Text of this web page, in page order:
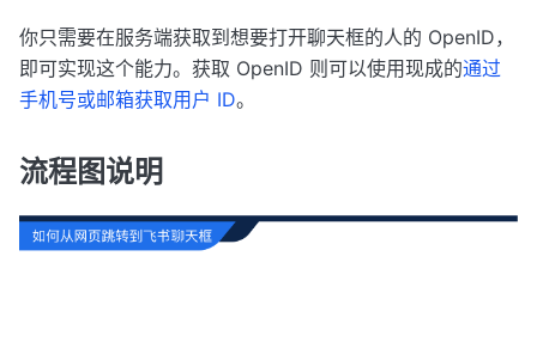
你只需要在服务端获取到想要打开聊天框的人的 OpenID，
即可实现这个能力。获取 OpenID 则可以使用现成的通过
手机号或邮箱获取用户 ID。
流程图说明